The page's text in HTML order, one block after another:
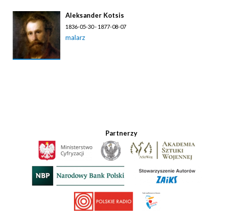
Aleksander Kotsis
1836-05-30 - 1877-08-07
malarz
Partnerzy